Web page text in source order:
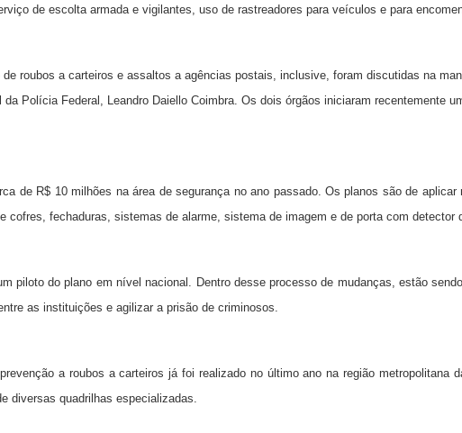
de escolta armada e vigilantes, uso de rastreadores para veículos e para
roubos a carteiros e assaltos a agências postais, inclusive, foram discutidas na
da Polícia Federal, Leandro Daiello Coimbra. Os dois órgãos iniciaram recentemente
de R$ 10 milhões na área de segurança no ano passado. Os planos são de
cofres, fechaduras, sistemas de alarme, sistema de imagem e de porta com detector
piloto do plano em nível nacional. Dentro desse processo de mudanças, estão
as instituições e agilizar a prisão de criminosos.
a roubos a carteiros já foi realizado no último ano na região
diversas quadrilhas especializadas.